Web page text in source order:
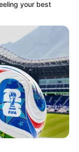
NEWS
LEAGUE
your best